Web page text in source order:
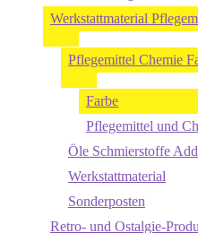
Werkstattmaterial
Pflegemittel Chemie
Farbe
Pflegemittel und
Öle Schmierstoffe
Werkstattmaterial
Sonderposten
Retro- und Ostalgie-